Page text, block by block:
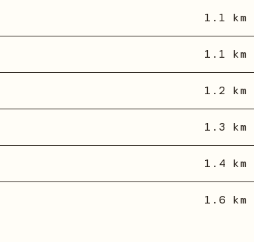
1.1 km
1.1 km
1.2 km
1.3 km
1.4 km
1.6 km